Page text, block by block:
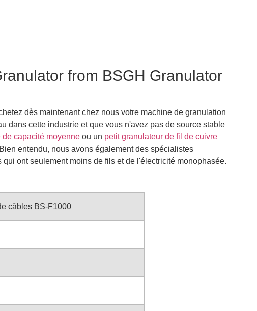
from BSGH Granulator
dès maintenant chez nous votre machine de granulation
dans cette industrie et que vous n'avez pas de source stable
de capacité moyenne ou un petit granulateur de fil de cuivre
entendu, nous avons également des spécialistes
qui ont seulement moins de fils et de l'électricité monophasée.
câbles BS-F1000